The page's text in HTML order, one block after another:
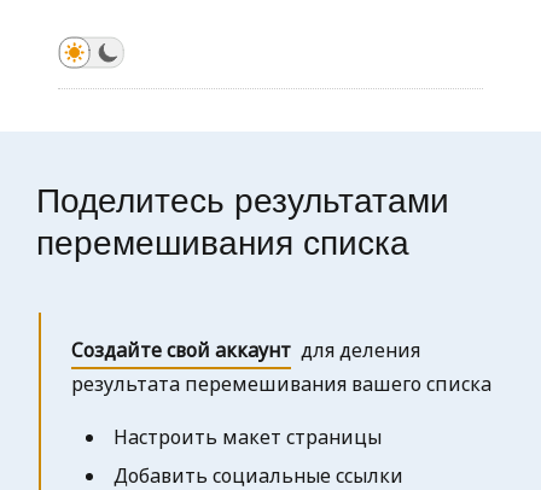
Сгенерировать случайный порядок
Сгенерировать случайный порядок
Поделитесь результатами
перемешивания списка
Создайте свой аккаунт для деления
результата перемешивания вашего списка
Настроить макет страницы
Добавить социальные ссылки